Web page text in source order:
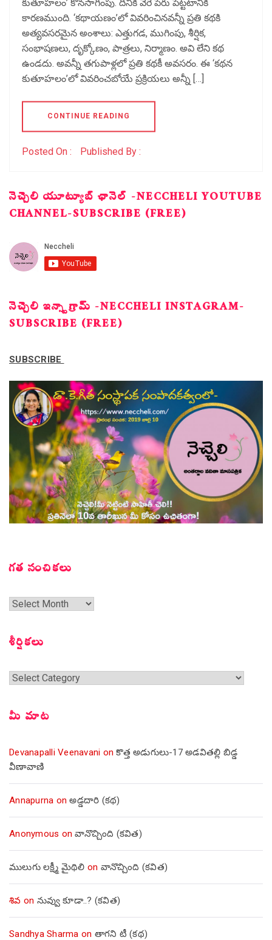
కుతూహలం’ కొనసాగింపు. దీనికి వేరే పేరు పెట్టటానికి
కారణముంది. ‘కథాయణం’లో వివరించినవన్నీ ప్రతి కథకి
అత్యవసరమైన అంశాలు: ఎత్తుగడ, ముగింపు, శీర్షిక,
సంభాషణలు, దృక్కోణం, పాత్రలు, నిర్మాణం. అవి లేని కథ
ఉండదు. అవన్నీ తగుపాళ్లలో ప్రతి కథకీ అవసరం. ఈ ‘కథన
కుతూహలం’లో వివరించబోయే ప్రక్రియలు అన్నీ […]
CONTINUE READING
Posted On : Published By :
నెచ్చెలి యూట్యూబ్ ఛానెల్ -NECCHELI YOUTUBE
CHANNEL-SUBSCRIBE (FREE)
నెచ్చెలి ఇన్స్టాగ్రామ్ -NECCHELI INSTAGRAM-
SUBSCRIBE (FREE)
SUBSCRIBE
గత సంచికలు
గత
శీర్షికలు
శీర్షికలు
మీ మాట
Devanapalli Veenavani onకొత్త అడుగులు-17 అడవితల్లి బిడ్డ
వీణావాణి
Annapurna onఅడ్డదారి (కథ)
Anonymous onవానొచ్చింది (కవిత)
ములుగు లక్ష్మీ మైథిలి on వానొచ్చింది (కవిత)
శివ on నువ్వు కూడా..? (కవిత)
Sandhya Sharma on తాగని టీ (కథ)